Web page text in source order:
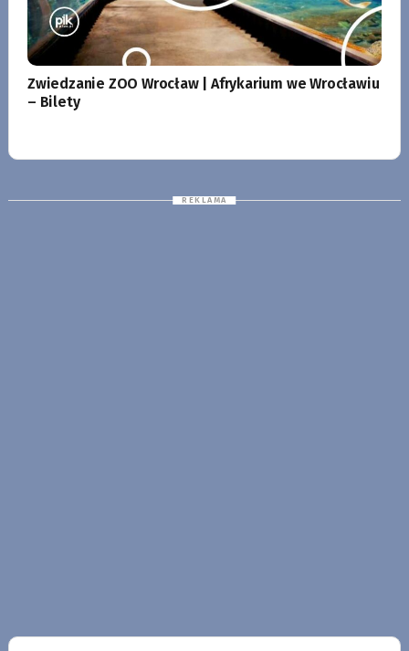
Zwiedzanie ZOO Wrocław | Afrykarium we Wrocławiu
– Bilety